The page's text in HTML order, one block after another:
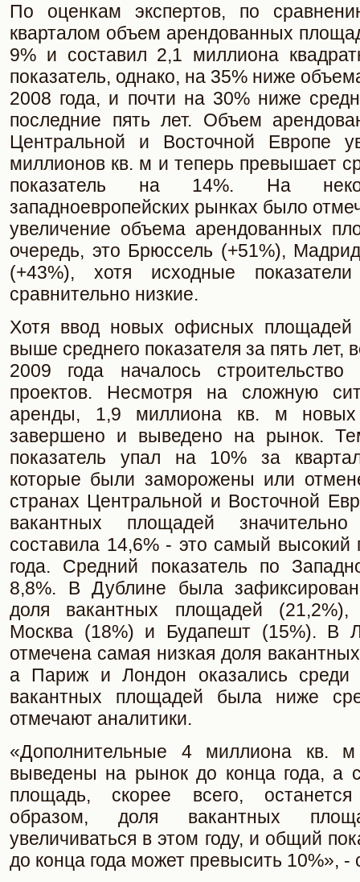
По оценкам экспертов, по
кварталом объем арендованных
9% и составил 2,1 миллиона
показатель, однако, на 35% ниже
2008 года, и почти на 30% ниже
последние пять лет. Объем
Центральной и Восточной Европе
миллионов кв. м и теперь превышает
показатель на 14%. На
западноевропейских рынках было
увеличение объема арендованных
очередь, это Брюссель (+51%),
(+43%), хотя исходные
сравнительно низкие.
Хотя ввод новых офисных площадей
выше среднего показателя за пять лет,
2009 года началось строительство
проектов. Несмотря на сложную
аренды, 1,9 миллиона кв. м
завершено и выведено на рынок.
показатель упал на 10% за
которые были заморожены или
странах Центральной и Восточной
вакантных площадей
составила 14,6% - это самый высокий
года. Средний показатель по
8,8%. В Дублине была
доля вакантных площадей
Москва (18%) и Будапешт (15%). В
отмечена самая низкая доля
а Париж и Лондон оказались среди
вакантных площадей была ниже
отмечают аналитики.
«Дополнительные 4 миллиона кв.
выведены на рынок до конца года, а
площадь, скорее всего,
образом, доля вакантных
увеличиваться в этом году, и общий
до конца года может превысить 10%», -